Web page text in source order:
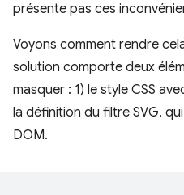
présente pas ces
Voyons comment rendre
solution comporte deux
masquer : 1) le style CSS
la définition du filtre SVG,
DOM.